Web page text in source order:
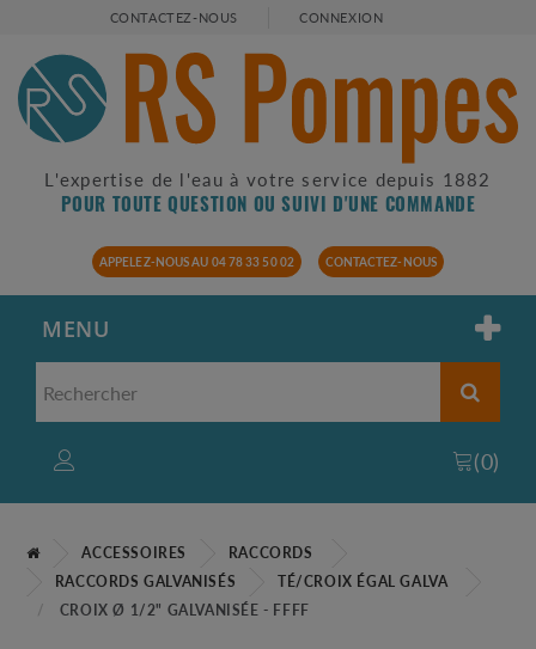
CONTACTEZ-NOUS CONNEXION
L'expertise de l'eau à votre service depuis 1882
POUR TOUTE QUESTION OU SUIVI D'UNE COMMANDE
APPELEZ-NOUS AU 04 78 33 50 02 CONTACTEZ-NOUS
MENU
(0)
ACCESSOIRES
RACCORDS
RACCORDS GALVANISÉS
TÉ/CROIX ÉGAL GALVA
CROIX Ø 1/2" GALVANISÉE - FFFF